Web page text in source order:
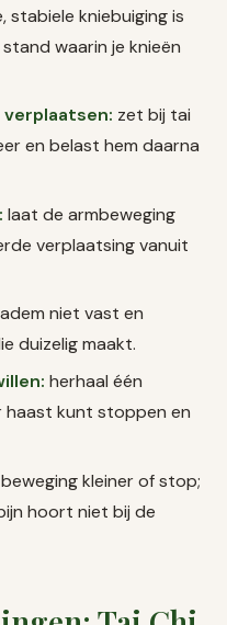
stabiele kniebuiging is
waarin je knieën
zet bij tai
en belast hem daarna
laat de armbeweging
verplaatsing vanuit
niet vast en
duizelig maakt.
herhaal één
kunt stoppen en
kleiner of stop;
hoort niet bij de